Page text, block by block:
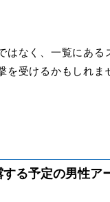
はなく、一覧にある
を受けるかもしれま
る予定の男性ア